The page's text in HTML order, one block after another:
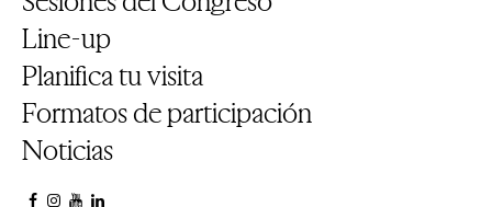
Line-up
Planifica tu visita
Formatos de participación
Noticias